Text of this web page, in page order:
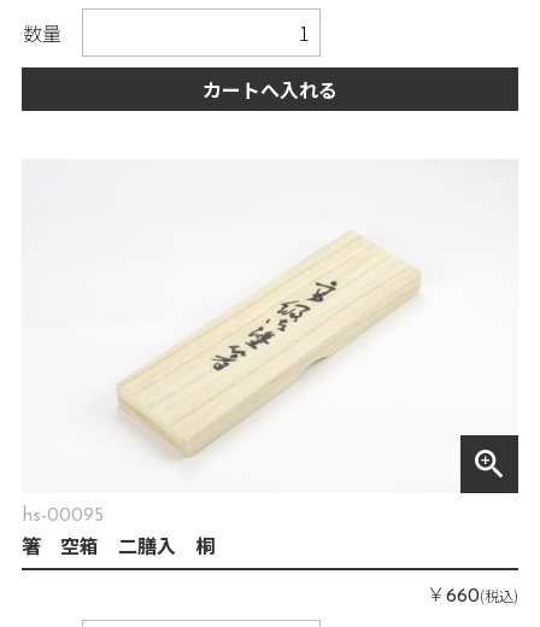
数量
カートへ入れる
zoom_in
hs-00095
箸 空箱 二膳入 桐
￥660(税込)